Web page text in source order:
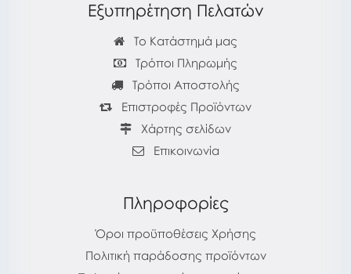
Εξυπηρέτηση Πελατών
Το Κατάστημά μας
Τρόποι Πληρωμής
Τρόποι Αποστολής
Επιστροφές Προϊόντων
Χάρτης σελίδων
Επικοινωνία
Πληροφορίες
Όροι προϋποθέσεις Χρήσης
Πολιτική παράδοσης προϊόντων